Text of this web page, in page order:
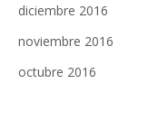
diciembre 2016
noviembre 2016
octubre 2016